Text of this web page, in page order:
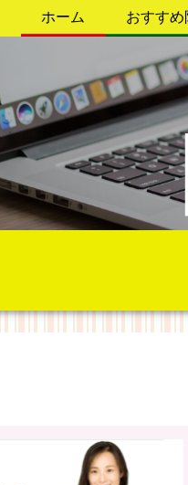
ホーム おすす